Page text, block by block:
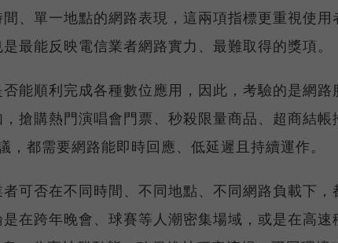
、單一地點的網路表現，這兩項指標更重視使用
最能反映電信業者網路實力、最難取得的獎項。
能順利完成各種數位應用，因此，考驗的是網路
搶購熱門演唱會門票、秒殺限量商品、超商結帳
都需要網路能即時回應、低延遲且持續運作。
可否在不同時間、不同地點、不同網路負載下，
在跨年晚會、球賽等人潮密集場域，或是在高速